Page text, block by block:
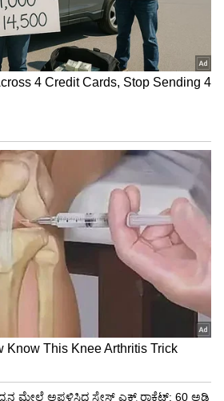
ಕರೆಂಟ್ ಬಿಲ್
ಫ್ರಿಡ್ಜ್‌ ಮೇಲೆ ಈ
ಅಪಾಯ ತಪ್ಪಿದ್ದಲ್ಲ,
ವಿಶಿಷ್ಟ ನೋಟ!
ಆದರೆ ಕ್ಲಾಸಿಯಾಗಿ ಬದಲಾಯಿಸಲು
ಹ್ಯಾಂಡಲ್ ಅಲಂಕಾರವನ್ನು
ಮಾಡಿದ ಅಥವಾ ಥೀಮ್ ಆಧಾರಿತ
ಫ್ರಿಡ್ಜ್‌ಗೆ ಅಂಟಿಸಬಹುದು